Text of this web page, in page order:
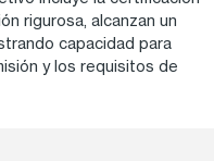
rigurosa, alcanzan un
capacidad para
y los requisitos de